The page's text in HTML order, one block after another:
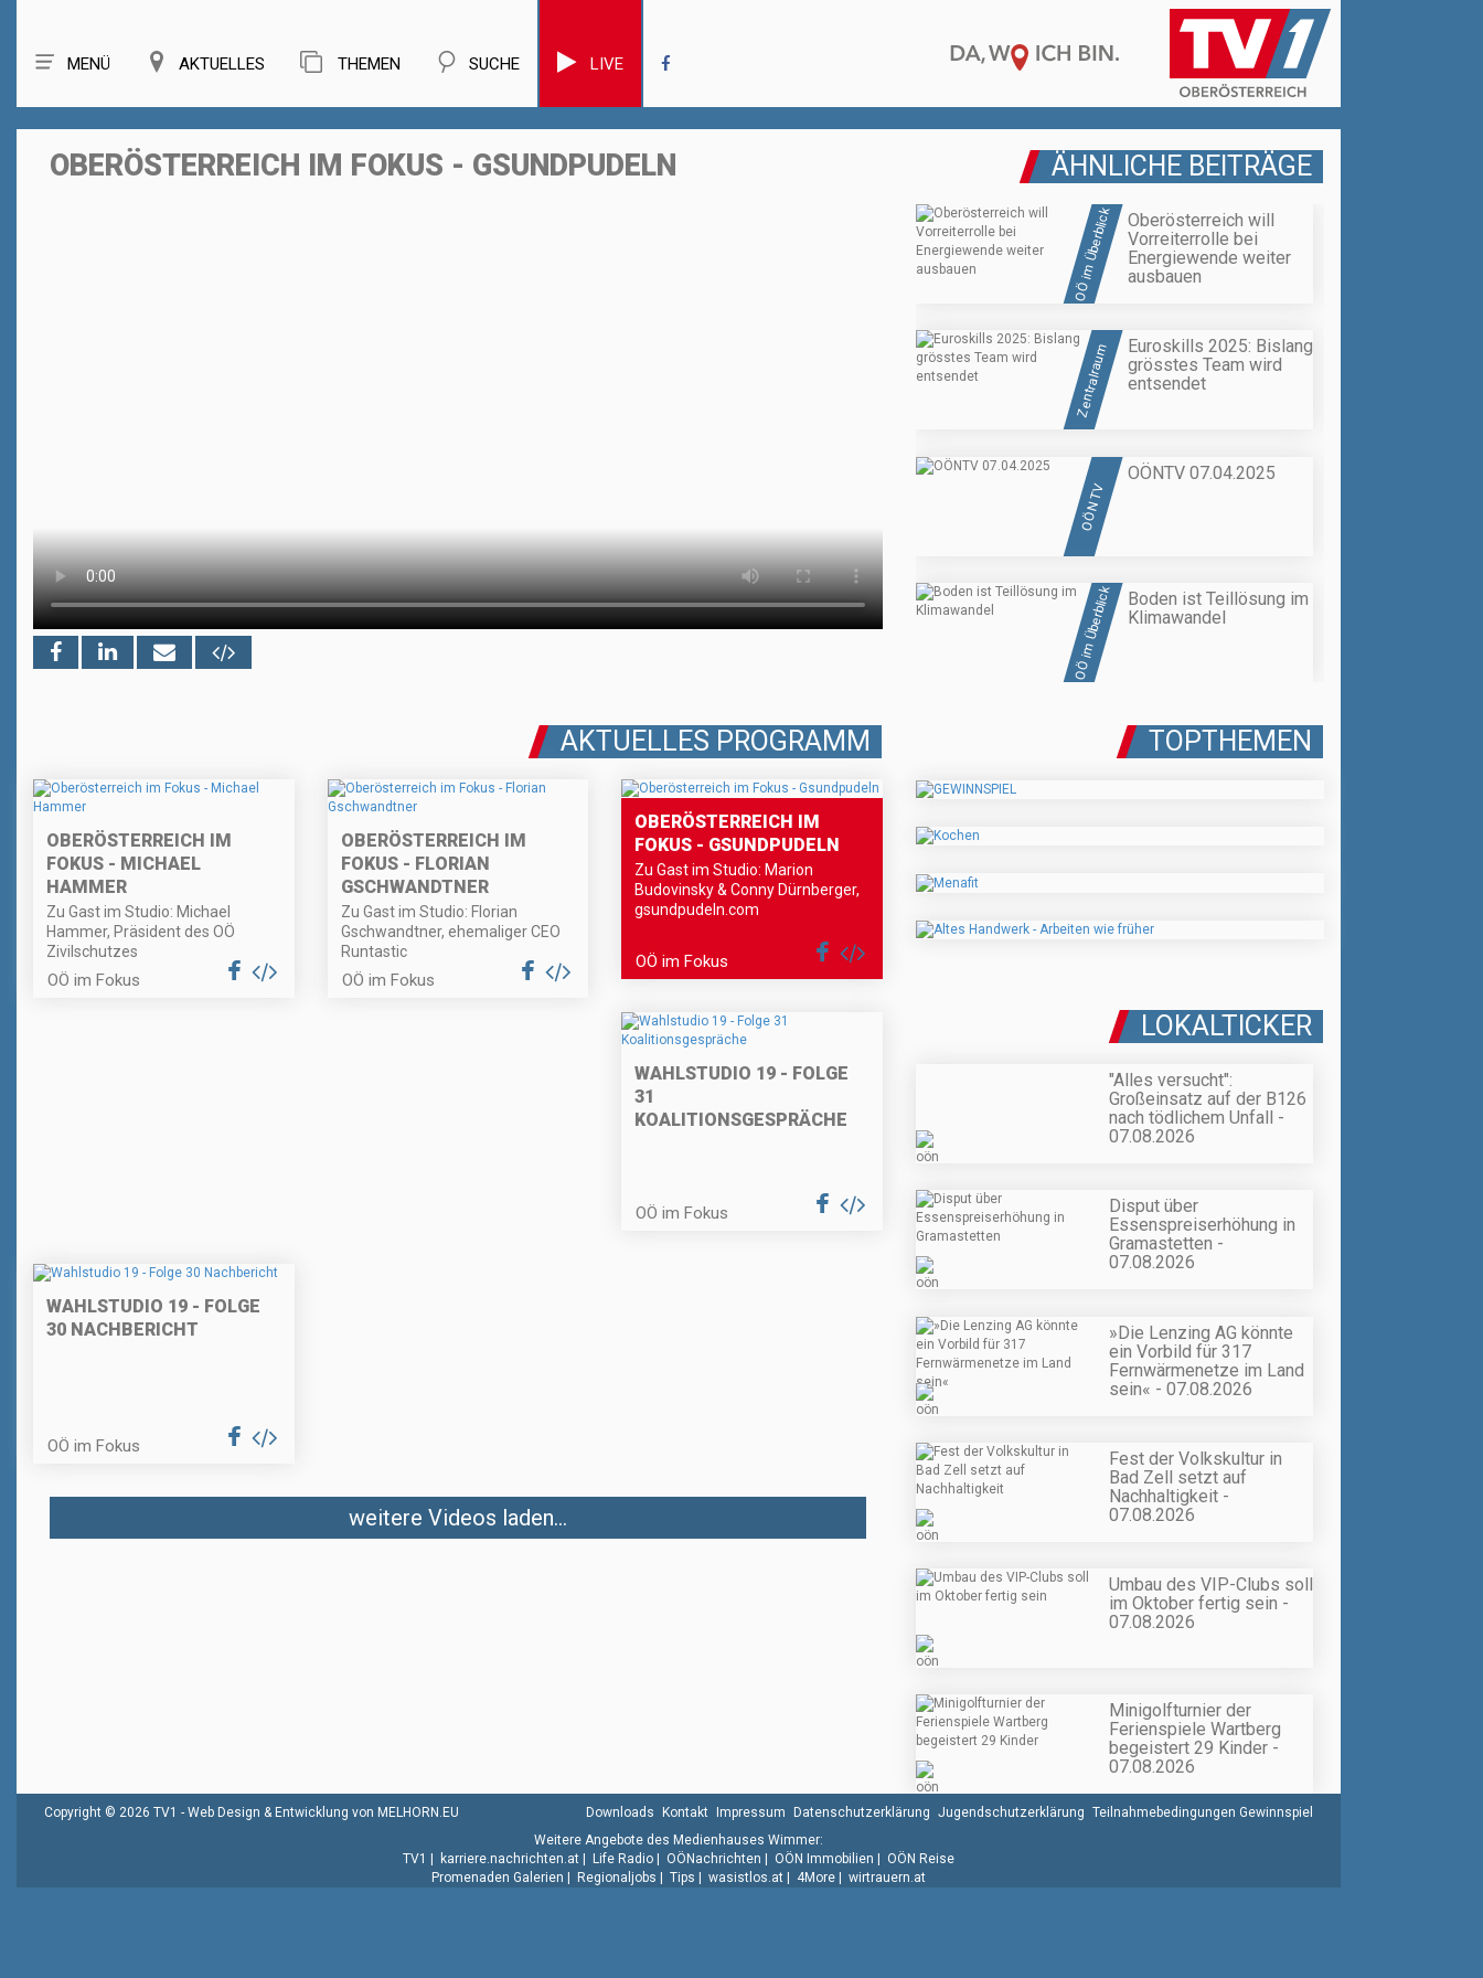
MENÜ AKTUELLES THEMEN SUCHE LIVE
OBERÖSTERREICH IM FOKUS - GSUNDPUDELN ÄHNLICHE BEITRÄGE
OÖ im Überblick
Oberösterreich will
Vorreiterrolle bei
Energiewende weiter
ausbauen
Zentralraum
Euroskills 2025: Bislang
grösstes Team wird
entsendet
OÖN TV
OÖNTV 07.04.2025
OÖ im Überblick
Boden ist Teillösung im
Klimawandel
AKTUELLES PROGRAMM
OBERÖSTERREICH IM
FOKUS - MICHAEL
HAMMER
Zu Gast im Studio: Michael
Hammer, Präsident des OÖ
Zivilschutzes
OÖ im Fokus
OBERÖSTERREICH IM
FOKUS - FLORIAN
GSCHWANDTNER
Zu Gast im Studio: Florian
Gschwandtner, ehemaliger CEO
Runtastic
OÖ im Fokus
OBERÖSTERREICH IM
FOKUS - GSUNDPUDELN
Zu Gast im Studio: Marion
Budovinsky & Conny Dürnberger,
gsundpudeln.com
OÖ im Fokus
WAHLSTUDIO 19 - FOLGE
31
KOALITIONSGESPRÄCHE
OÖ im Fokus
WAHLSTUDIO 19 - FOLGE
30 NACHBERICHT
OÖ im Fokus
weitere Videos laden...
TOPTHEMEN
LOKALTICKER
"Alles versucht":
Großeinsatz auf der B126
nach tödlichem Unfall -
07.08.2026
Disput über
Essenspreiserhöhung in
Gramastetten -
07.08.2026
»Die Lenzing AG könnte
ein Vorbild für 317
Fernwärmenetze im Land
sein« - 07.08.2026
Fest der Volkskultur in
Bad Zell setzt auf
Nachhaltigkeit -
07.08.2026
Umbau des VIP-Clubs soll
im Oktober fertig sein -
07.08.2026
Minigolfturnier der
Ferienspiele Wartberg
begeistert 29 Kinder -
07.08.2026
Copyright © 2026 TV1 - Web Design & Entwicklung von MELHORN.EU Downloads Kontakt Impressum Datenschutzerklärung Jugendschutzerklärung Teilnahmebedingungen Gewinnspiel
Weitere Angebote des Medienhauses Wimmer:
TV1
karriere.nachrichten.at Life Radio OÖNachrichten OÖN Immobilien
OÖN Reise
Promenaden Galerien
Regionaljobs Tips wasistlos.at 4More wirtrauern.at